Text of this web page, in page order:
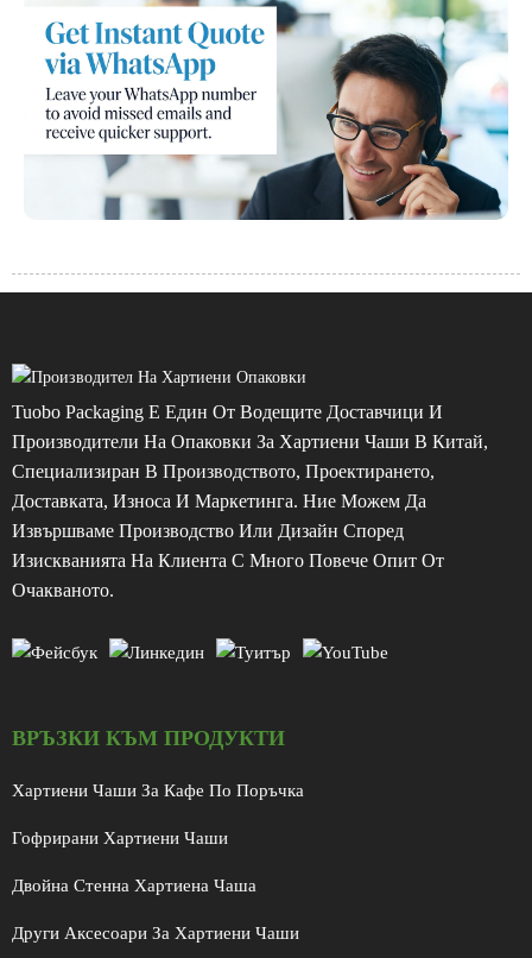
Tuobo Packaging Е Един От Водещите Доставчици И
Производители На Опаковки За Хартиени Чаши В Китай,
Специализиран В Производството, Проектирането,
Доставката, Износа И Маркетинга. Ние Можем Да
Извършваме Производство Или Дизайн Според
Изискванията На Клиента С Много Повече Опит От
Очакваното.
ВРЪЗКИ КЪМ ПРОДУКТИ
Хартиени Чаши За Кафе По Поръчка
Гофрирани Хартиени Чаши
Двойна Стенна Хартиена Чаша
Други Аксесоари За Хартиени Чаши